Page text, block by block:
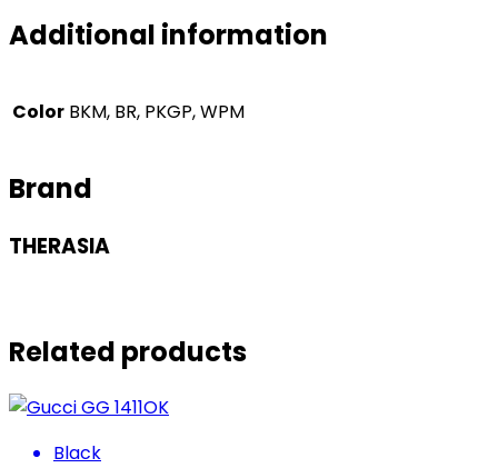
Additional information
Color BKM, BR, PKGP, WPM
Brand
THERASIA
Related products
Black